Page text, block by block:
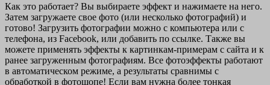
Как это работает? Вы выбираете эффект и нажимаете на него.
Затем загружаете свое фото (или несколько фотографий) и
готово! Загрузить фотографии можно с компьютера или с
телефона, из Facebook, или добавить по ссылке. Также вы
можете применять эффекты к картинкам-примерам с сайта и к
ранее загруженным фотографиям. Все фотоэффекты работают
в автоматическом режиме, а результаты сравнимы с
обработкой в фотошопе! Если вам нужна более тонкая